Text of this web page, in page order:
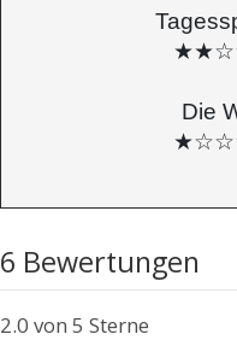
Die
6 Bewertungen
2.0 von 5 Sterne